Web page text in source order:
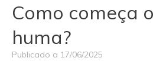
Como começa
huma?
Publicado a 17/06/2025